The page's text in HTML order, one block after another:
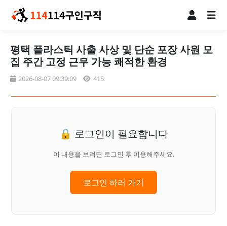
평택 플라스틱 사출 사상 및 단순 포장 사원 모
집 주간 고정 근무 가능 쾌적한 환경
2026-08-07 09:39:09 415
🔒 로그인이 필요합니다
이 내용을 보려면 로그인 후 이용해주세요.
로그인 하러 가기